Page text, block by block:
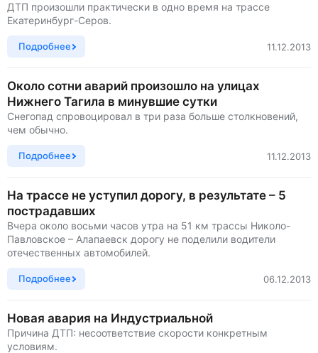
ДТП произошли практически в одно время на трассе
Екатеринбург-Серов.
Подробнее 11.12.2013
Около сотни аварий произошло на улицах
Нижнего Тагила в минувшие сутки
Снегопад спровоцировал в три раза больше столкновений,
чем обычно.
Подробнее 11.12.2013
На трассе не уступил дорогу, в результате – 5
пострадавших
Вчера около восьми часов утра на 51 км трассы Николо-
Павловское – Алапаевск дорогу не поделили водители
отечественных автомобилей.
Подробнее 06.12.2013
Новая авария на Индустриальной
Причина ДТП: несоответствие скорости конкретным
условиям.